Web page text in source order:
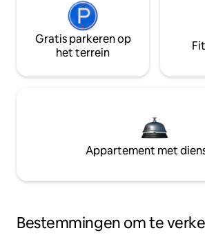
Gratis parkeren op
het terrein
Appartement met
Bestemmingen om te